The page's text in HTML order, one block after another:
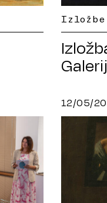
Izložbe
12/05/